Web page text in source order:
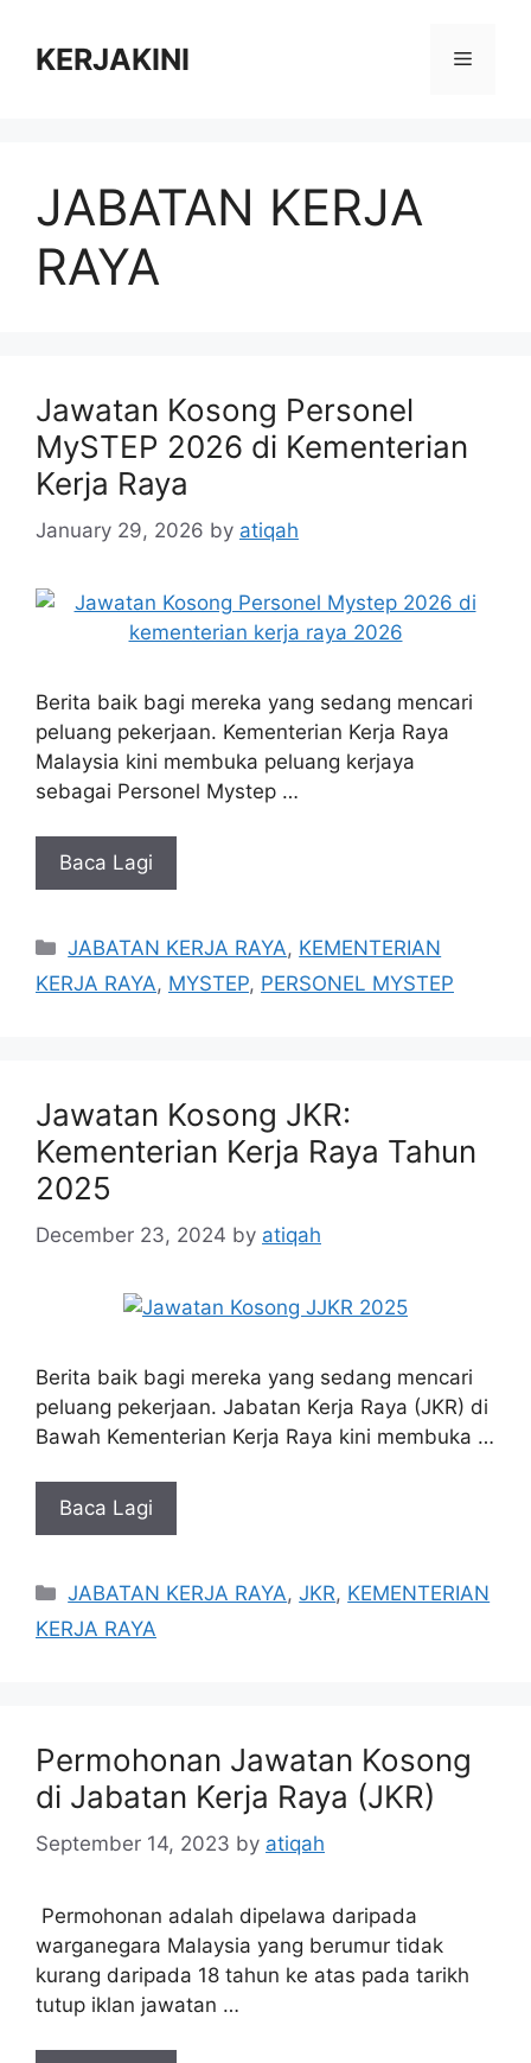
contentKERJAKINI Menu
JABATAN KERJA
RAYA
Jawatan Kosong Personel
MySTEP 2026 di Kementerian
Kerja Raya
January 29, 2026 by atiqah
Berita baik bagi mereka yang sedang mencari
peluang pekerjaan. Kementerian Kerja Raya
Malaysia kini membuka peluang kerjaya
sebagai Personel Mystep …
Baca Lagi
Categories
JABATAN KERJA RAYA, KEMENTERIAN
KERJA RAYA, MYSTEP, PERSONEL MYSTEP
Jawatan Kosong JKR:
Kementerian Kerja Raya Tahun
2025
December 23, 2024 by atiqah
Berita baik bagi mereka yang sedang mencari
peluang pekerjaan. Jabatan Kerja Raya (JKR) di
Bawah Kementerian Kerja Raya kini membuka …
Baca Lagi
Categories
JABATAN KERJA RAYA,JKR, KEMENTERIAN
KERJA RAYA
Permohonan Jawatan Kosong
di Jabatan Kerja Raya (JKR)
September 14, 2023 by atiqah
Permohonan adalah dipelawa daripada
warganegara Malaysia yang berumur tidak
kurang daripada 18 tahun ke atas pada tarikh
tutup iklan jawatan …